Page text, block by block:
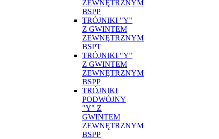
ZEWNĘTRZNYM
BSPP
TRÓJNIKI "Y"
Z GWINTEM
ZEWNĘTRZNYM
BSPT
TRÓJNIKI "Y"
Z GWINTEM
ZEWNĘTRZNYM
BSPP
TRÓJNIKI
PODWÓJNY
"Y" Z
GWINTEM
ZEWNĘTRZNYM
BSPP